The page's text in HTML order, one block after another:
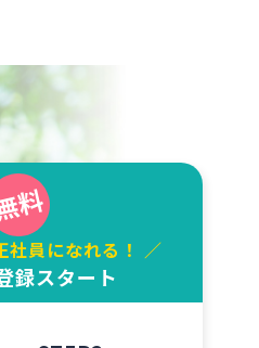
社員になれる！ ／
録スタート